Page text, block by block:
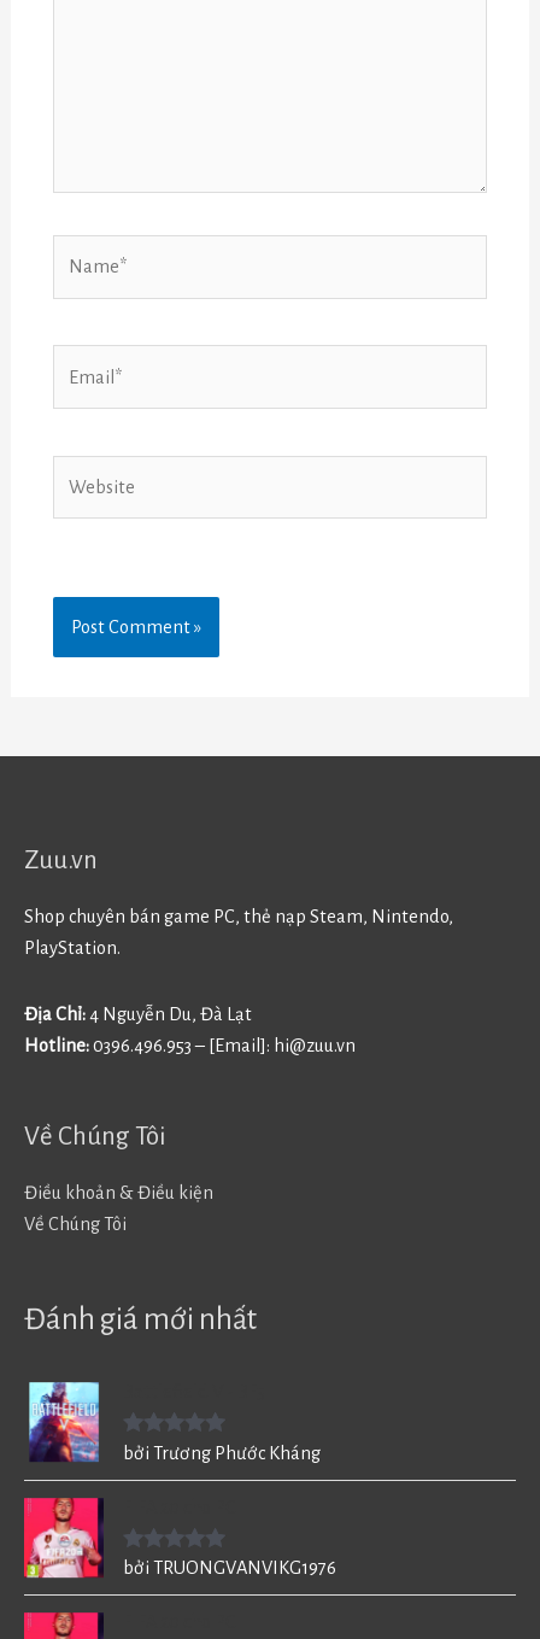
Zuu.vn
Shop chuyên bán game PC, thẻ nạp Steam, Nintendo,
PlayStation.
Địa Chỉ:4 Nguyễn Du, Đà Lạt
Hotline:0396.496.953 – [Email]: hi@zuu.vn
Về Chúng Tôi
Điều khoản & Điều kiện
Về Chúng Tôi
Đánh giá mới nhất
Được xếp
bởi Trương Phước Kháng
Được xếp
bởi TRUONGVANVIKG1976